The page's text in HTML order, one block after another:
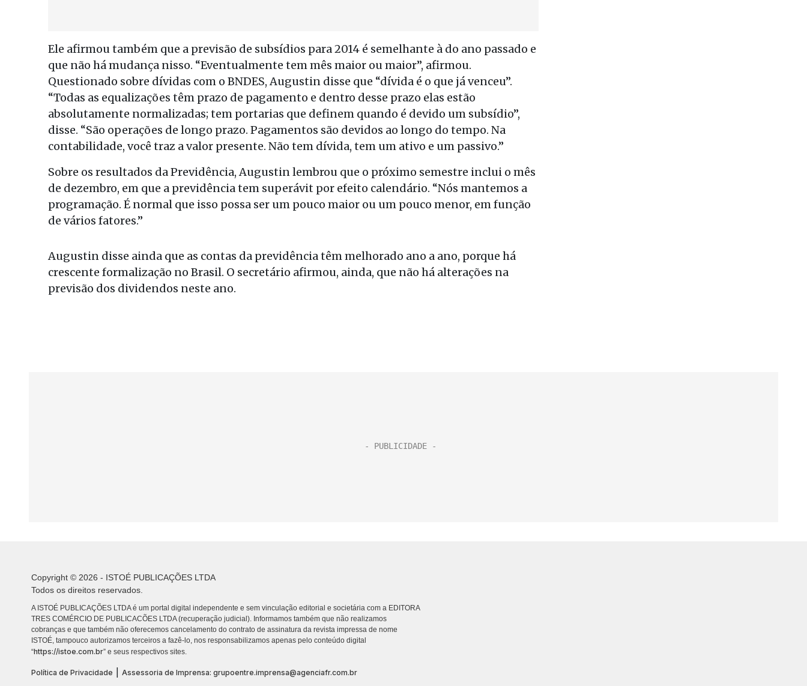
Ele afirmou também que a previsão de subsídios para 2014 é semelhante à do ano passado e
que não há mudança nisso. “Eventualmente tem mês maior ou maior”, afirmou.
Questionado sobre dívidas com o BNDES, Augustin disse que “dívida é o que já venceu”.
“Todas as equalizações têm prazo de pagamento e dentro desse prazo elas estão
absolutamente normalizadas; tem portarias que definem quando é devido um subsídio”,
disse. “São operações de longo prazo. Pagamentos são devidos ao longo do tempo. Na
contabilidade, você traz a valor presente. Não tem dívida, tem um ativo e um passivo.”
Sobre os resultados da Previdência, Augustin lembrou que o próximo semestre inclui o mês
de dezembro, em que a previdência tem superávit por efeito calendário. “Nós mantemos a
programação. É normal que isso possa ser um pouco maior ou um pouco menor, em função
de vários fatores.”
Augustin disse ainda que as contas da previdência têm melhorado ano a ano, porque há
crescente formalização no Brasil. O secretário afirmou, ainda, que não há alterações na
previsão dos dividendos neste ano.
Copyright © 2026 - ISTOÉ PUBLICAÇÕES LTDA
Todos os direitos reservados.
A ISTOÉ PUBLICAÇÕES LTDA é um portal digital independente e sem vinculação editorial e societária com a EDITORA
TRES COMÉRCIO DE PUBLICACÕES LTDA (recuperação judicial). Informamos também que não realizamos
cobranças e que também não oferecemos cancelamento do contrato de assinatura da revista impressa de nome
ISTOÉ, tampouco autorizamos terceiros a fazê-lo, nos responsabilizamos apenas pelo conteúdo digital
“https://istoe.com.br” e seus respectivos sites.
Política de Privacidade Assessoria de Imprensa: grupoentre.imprensa@agenciafr.com.br